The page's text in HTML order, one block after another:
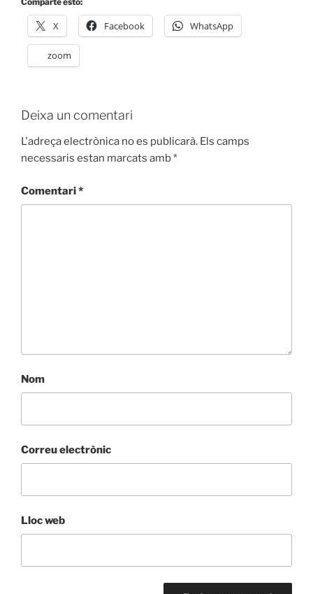
X Facebook WhatsApp
zoom
Deixa un comentari
L'adreça electrònica no es publicarà. Els camps
necessaris estan marcats amb*
Comentari*
Nom
Correu electrònic
Lloc web